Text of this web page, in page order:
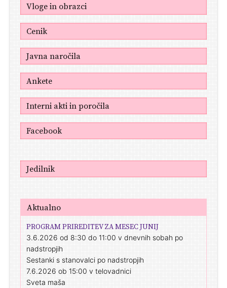
Vloge in obrazci
Cenik
Javna naročila
Ankete
Interni akti in poročila
Facebook
Jedilnik
Aktualno
PROGRAM PRIREDITEV ZA MESEC JUNIJ
3.6.2026 od 8:30 do 11:00 v dnevnih sobah po
nadstropjih
Sestanki s stanovalci po nadstropjih
7.6.2026 ob 15:00 v telovadnici
Sveta maša